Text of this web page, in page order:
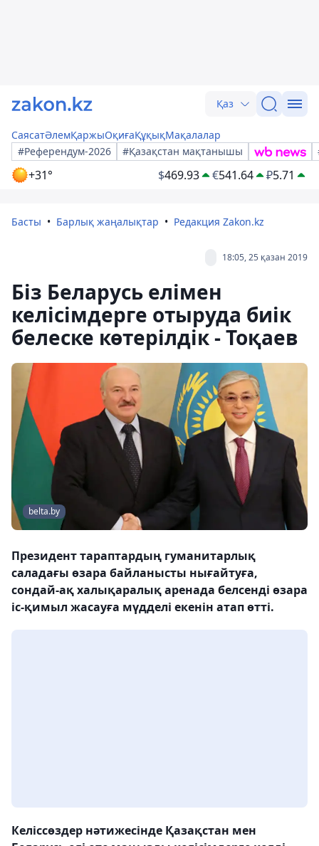
Қаз
СаясатӘлемҚаржыОқиғаҚұқықМақалалар
#Референдум-2026
#Қазақстан мақтанышы
+31° $469.93 €541.64 ₽5.71
Басты Барлық жаңалықтар Редакция Zakon.kz
18:05, 25 қазан 2019
Біз Беларусь елімен
келісімдерге отыруда биік
белеске көтерілдік - Тоқаев
belta.by
Президент тараптардың гуманитарлық
саладағы өзара байланысты нығайтуға,
сондай-ақ халықаралық аренада белсенді өзара
іс-қимыл жасауға мүдделі екенін атап өтті.
Келіссөздер нәтижесінде Қазақстан мен